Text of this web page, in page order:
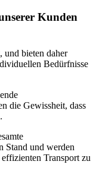
Kunden
und bieten daher
Bedürfnisse
die Gewissheit, dass
Stand und werden
Transport zu